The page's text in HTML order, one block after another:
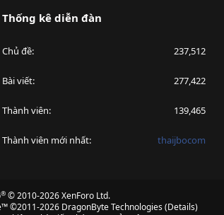
Thống kê diễn đàn
Chủ đề 237,512
Bài viết 277,422
Thành viên 139,465
Thành viên mới nhất thaijbocom
® © 2010-2026 XenForo Ltd.
©2011-2026 DragonByte Technologies(Details)